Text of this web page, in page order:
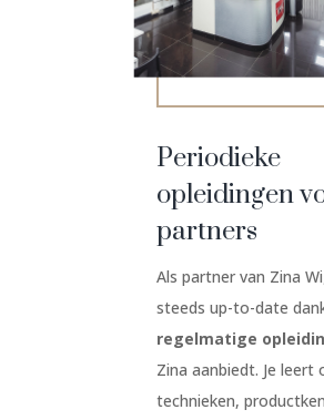
Periodieke
opleidingen
partners
Als partner van Zina
steeds up-to-date
regelmatige
Zina aanbiedt. Je leert
technieken,